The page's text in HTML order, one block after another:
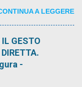
contrario.A LEGGERE
GESTO
-